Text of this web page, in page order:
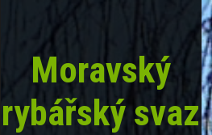
Moravský
rybářský svaz